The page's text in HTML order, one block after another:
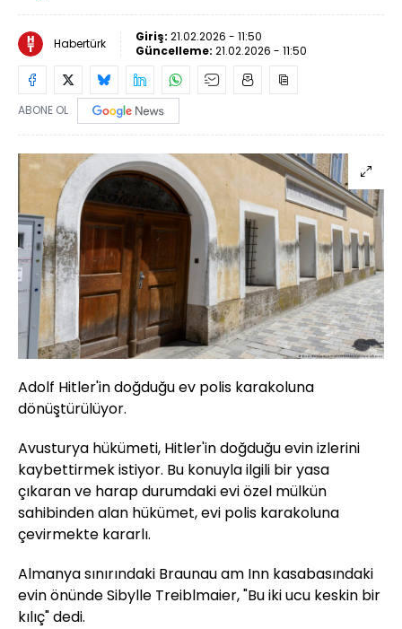
Habertürk Giriş: 21.02.2026 - 11:50
Güncelleme: 21.02.2026 - 11:50
ABONE OL
Adolf Hitler'in doğduğu ev polis karakoluna
dönüştürülüyor.
Avusturya hükümeti, Hitler'in doğduğu evin izlerini
kaybettirmek istiyor. Bu konuyla ilgili bir yasa
çıkaran ve harap durumdaki evi özel mülkün
sahibinden alan hükümet, evi polis karakoluna
çevirmekte kararlı.
Almanya sınırındaki Braunau am Inn kasabasındaki
evin önünde Sibylle Treiblmaier, "Bu iki ucu keskin bir
kılıç" dedi.